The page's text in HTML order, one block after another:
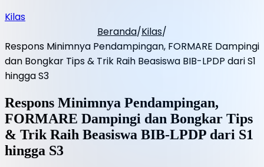
Kilas
Beranda/Kilas/
Respons Minimnya Pendampingan, FORMARE Dampingi
dan Bongkar Tips & Trik Raih Beasiswa BIB-LPDP dari S1
hingga S3
Respons Minimnya Pendampingan,
FORMARE Dampingi dan Bongkar Tips
& Trik Raih Beasiswa BIB-LPDP dari S1
hingga S3